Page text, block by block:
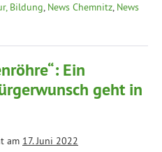
Bildung, News Chemnitz, News
Ein
geht in
am 17. Juni 2022